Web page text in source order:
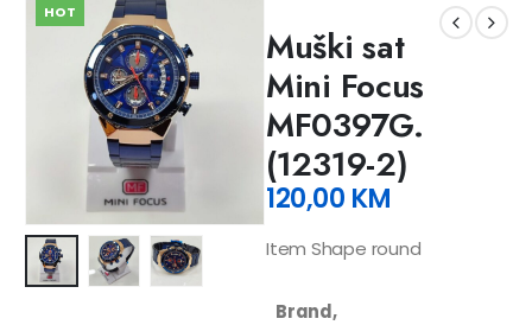
HOT
Muški sat
Mini Focus
MF0397G.
(12319-2)
120,00 KM
Item Shape round
Brand,